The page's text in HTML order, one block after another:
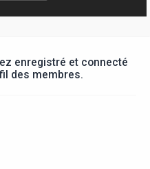
enregistré et connecté
des membres.